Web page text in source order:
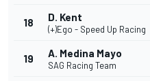
18 D. Kent
(+)Ego - Speed Up Racing
19 A. Medina Mayo
SAG Racing Team